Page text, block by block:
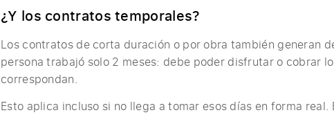
¿Y los contratos temporales?
Los contratos de corta duración o por obra también generan
persona trabajó solo 2 meses: debe poder disfrutar o cobrar
correspondan.
Esto aplica incluso si no llega a tomar esos días en forma